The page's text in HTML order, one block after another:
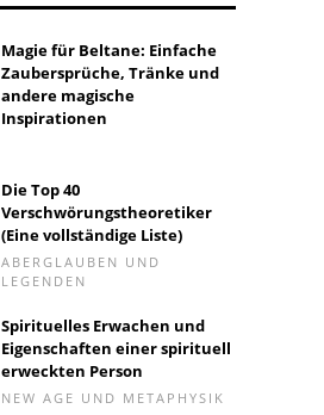
Magie für Beltane: Einfache
Zaubersprüche, Tränke und
andere magische
Inspirationen
Die Top 40
Verschwörungstheoretiker
(Eine vollständige Liste)
ABERGLAUBEN UND
LEGENDEN
Spirituelles Erwachen und
Eigenschaften einer spirituell
erweckten Person
NEW AGE UND METAPHYSIK